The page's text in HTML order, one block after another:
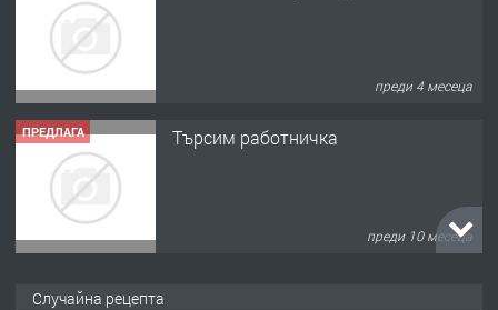
преди 4 месеца
ПРЕДЛАГА Търсим работничка
преди 10 месеца
Случайна рецепта